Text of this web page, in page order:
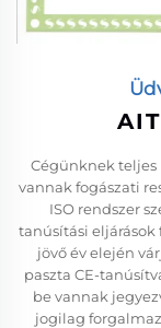
Cégünknek
vannak fogászati
ISO rendszer
tanúsítási eljárások
jövő év elején
paszta CE-
be vannak
jogilag